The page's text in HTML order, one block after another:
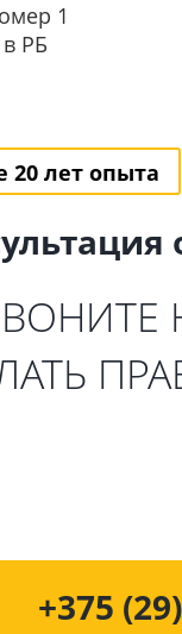
1
в РБ
20 лет опыта
+375